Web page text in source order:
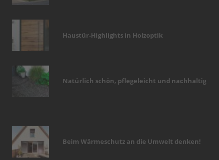
Haustür-Highlights in Holzoptik
Natürlich schön, pflegeleicht und nachhaltig
Beim Wärmeschutz an die Umwelt denken!